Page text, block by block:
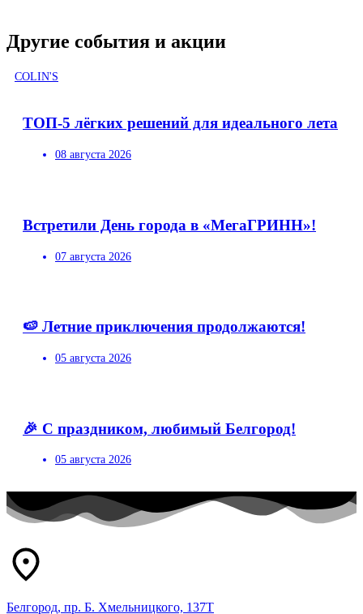
Другие события и акции
COLIN'S
ТОП-5 лёгких решений для идеального лета
08 августа 2026
Встретили День города в «МегаГРИНН»!
07 августа 2026
🍉 Летние приключения продолжаются!
05 августа 2026
🎉 С праздником, любимый Белгород!
05 августа 2026
Белгород, пр. Б. Хмельницкого, 137Т